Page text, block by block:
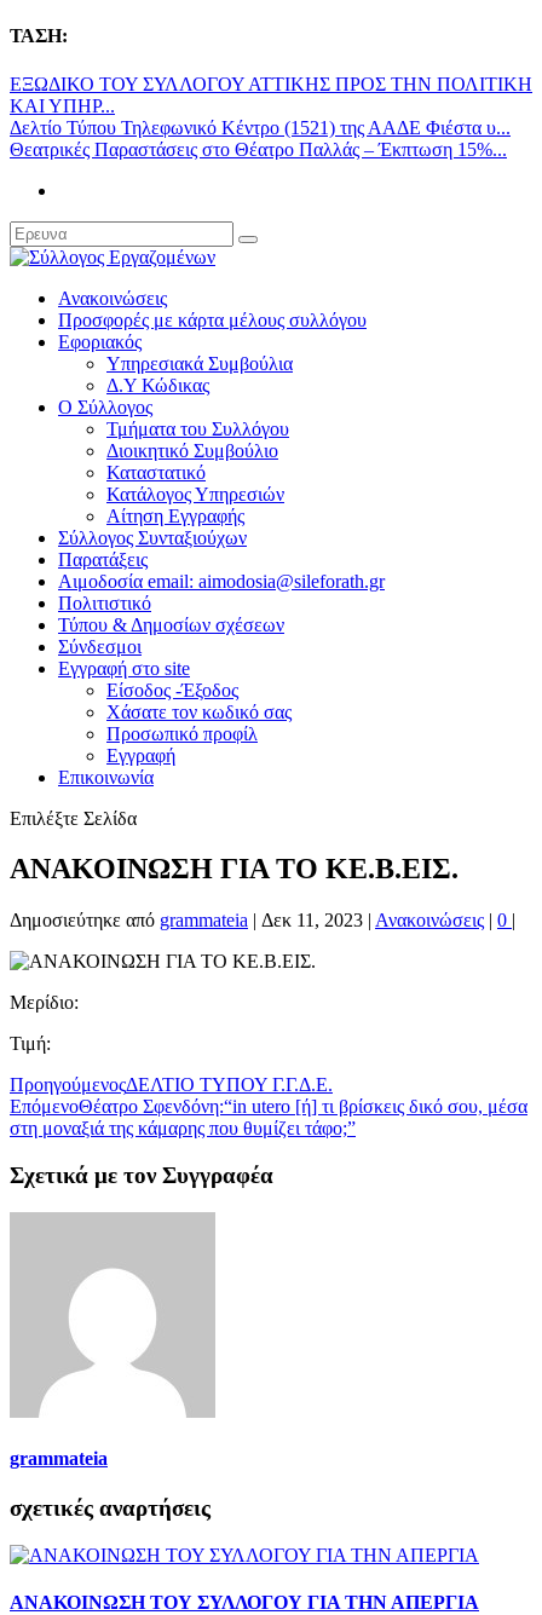
ΤΑΣΗ:
ΕΞΩΔΙΚΟ ΤΟΥ ΣΥΛΛΟΓΟΥ ΑΤΤΙΚΗΣ ΠΡΟΣ ΤΗΝ ΠΟΛΙΤΙΚΗ
ΚΑΙ ΥΠΗΡ...
Δελτίο Τύπου Τηλεφωνικό Κέντρο (1521) της ΑΑΔΕ Φιέστα υ...
Θεατρικές Παραστάσεις στο Θέατρο Παλλάς – Έκπτωση 15%...
Ανακοινώσεις
Προσφορές με κάρτα μέλους συλλόγου
Εφοριακός
Υπηρεσιακά Συμβούλια
Δ.Υ Κώδικας
Ο Σύλλογος
Τμήματα του Συλλόγου
Διοικητικό Συμβούλιο
Καταστατικό
Κατάλογος Υπηρεσιών
Αίτηση Εγγραφής
Σύλλογος Συνταξιούχων
Παρατάξεις
Αιμοδοσία email: aimodosia@sileforath.gr
Πολιτιστικό
Τύπου & Δημοσίων σχέσεων
Σύνδεσμοι
Εγγραφή στο site
Είσοδος -Έξοδος
Χάσατε τον κωδικό σας
Προσωπικό προφίλ
Εγγραφή
Επικοινωνία
Επιλέξτε Σελίδα
ΑΝΑΚΟΙΝΩΣΗ ΓΙΑ ΤΟ ΚΕ.Β.ΕΙΣ.
Δημοσιεύτηκε από grammateia | Δεκ 11, 2023 | Ανακοινώσεις | 0 |
Μερίδιο:
Τιμή:
ΠροηγούμενοςΔΕΛΤΙΟ ΤΥΠΟΥ Γ.Γ.Δ.Ε.
ΕπόμενοΘέατρο Σφενδόνη:“in utero [ή] τι βρίσκεις δικό σου, μέσα
στη μοναξιά της κάμαρης που θυμίζει τάφο;”
Σχετικά με τον Συγγραφέα
grammateia
σχετικές αναρτήσεις
ΑΝΑΚΟΙΝΩΣΗ ΤΟΥ ΣΥΛΛΟΓΟΥ ΓΙΑ ΤΗΝ ΑΠΕΡΓΙΑ